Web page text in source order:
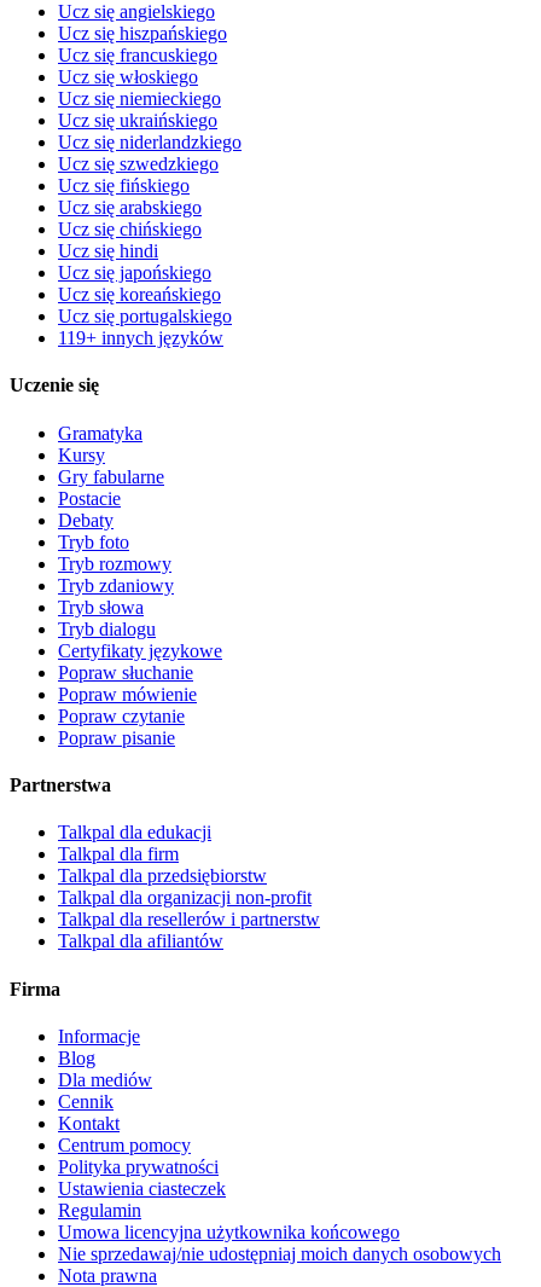
Ucz się angielskiego
Ucz się hiszpańskiego
Ucz się francuskiego
Ucz się włoskiego
Ucz się niemieckiego
Ucz się ukraińskiego
Ucz się niderlandzkiego
Ucz się szwedzkiego
Ucz się fińskiego
Ucz się arabskiego
Ucz się chińskiego
Ucz się hindi
Ucz się japońskiego
Ucz się koreańskiego
Ucz się portugalskiego
119+ innych języków
Uczenie się
Gramatyka
Kursy
Gry fabularne
Postacie
Debaty
Tryb foto
Tryb rozmowy
Tryb zdaniowy
Tryb słowa
Tryb dialogu
Certyfikaty językowe
Popraw słuchanie
Popraw mówienie
Popraw czytanie
Popraw pisanie
Partnerstwa
Talkpal dla edukacji
Talkpal dla firm
Talkpal dla przedsiębiorstw
Talkpal dla organizacji non-profit
Talkpal dla resellerów i partnerstw
Talkpal dla afiliantów
Firma
Informacje
Blog
Dla mediów
Cennik
Kontakt
Centrum pomocy
Polityka prywatności
Ustawienia ciasteczek
Regulamin
Umowa licencyjna użytkownika końcowego
Nie sprzedawaj/nie udostępniaj moich danych osobowych
Nota prawna